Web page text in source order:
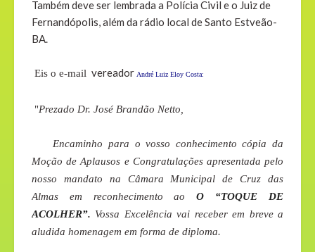
Também deve ser lembrada a Polícia Civil e o Juiz de
Fernandópolis, além da rádio local de Santo Estveão-
BA.
Eis o e-mail vereador André Luiz Eloy Costa:
"Prezado Dr. José Brandão Netto,
Encaminho para o vosso conhecimento cópia da
Moção de Aplausos e Congratulações apresentada pelo
nosso mandato na Câmara Municipal de Cruz das
Almas em reconhecimento aoO “TOQUE DE
ACOLHER”. Vossa Excelência vai receber em breve a
aludida homenagem em forma de diploma.